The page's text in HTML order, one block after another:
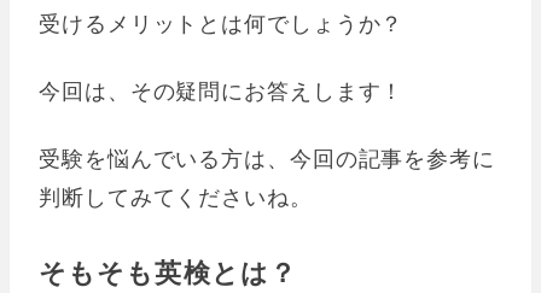
受けるメリットとは何でしょうか？
今回は、その疑問にお答えします！
受験を悩んでいる方は、今回の記事を参考に
判断してみてくださいね。
そもそも英検とは？